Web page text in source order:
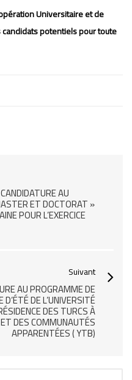
Universitaire et de
potentiels pour toute
AU
ET DOCTORAT »
POUR L’EXERCICE
Suivant
AU PROGRAMME DE
DE L’UNIVERSITÉ
DES TURCS À
DES COMMUNAUTÉS
APPARENTÉES ( YTB)